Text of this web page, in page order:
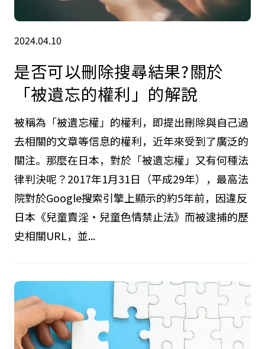
2024.04.10
是否可以刪除搜尋結果?關於
「被遺忘的權利」的解說
被稱為「被遺忘權」的權利，即提出刪除與自己過
去相關的文章等信息的權利，近年來受到了廣泛的
關注。那麼在日本，對於「被遺忘權」又有何種法
律判決呢？2017年1月31日（平成29年），最高法
院對於Google搜索引擎上顯示的約5年前，因違反
日本《兒童賣淫・兒童色情禁止法》而被逮捕的歷
史相關URL，並...